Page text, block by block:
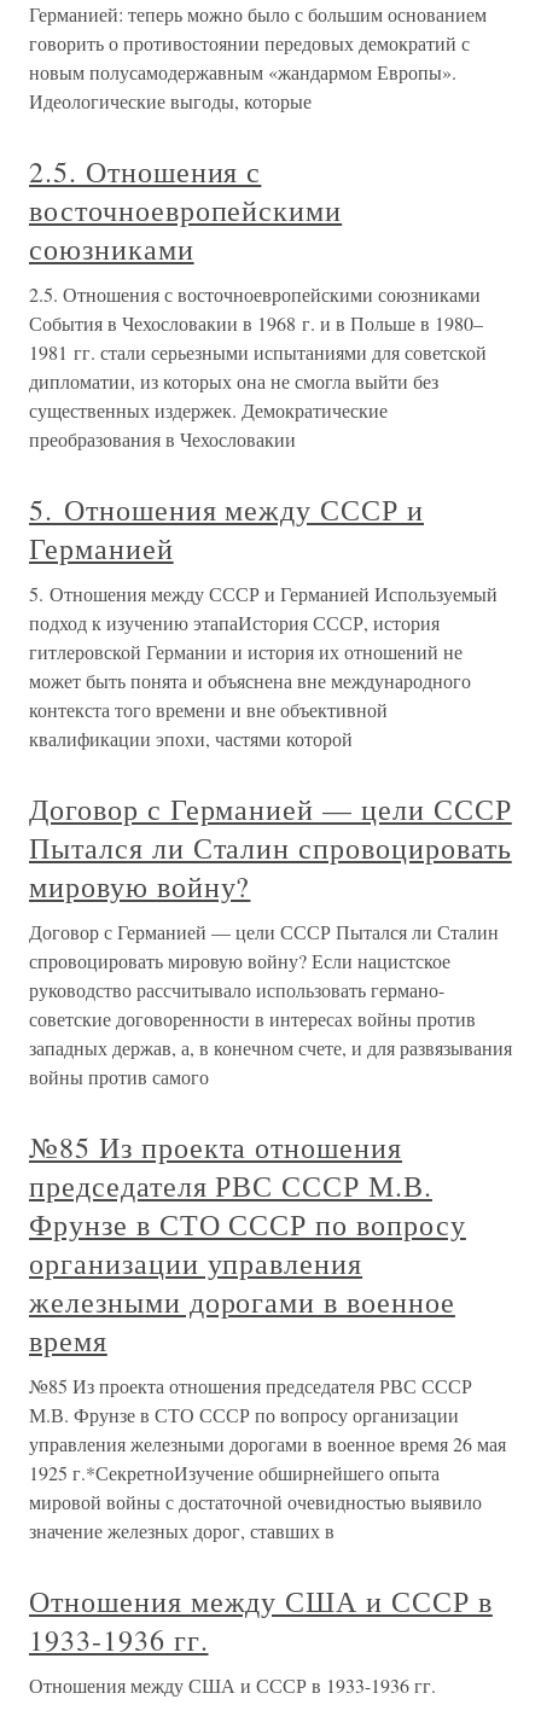
Германией: теперь можно было с большим основанием
говорить о противостоянии передовых демократий с
новым полусамодержавным «жандармом Европы».
Идеологические выгоды, которые
2.5. Отношения с
восточноевропейскими
союзниками
2.5. Отношения с восточноевропейскими союзниками
События в Чехословакии в 1968 г. и в Польше в 1980–
1981 гг. стали серьезными испытаниями для советской
дипломатии, из которых она не смогла выйти без
существенных издержек. Демократические
преобразования в Чехословакии
5. Отношения между СССР и
Германией
5. Отношения между СССР и Германией Используемый
подход к изучению этапаИстория СССР, история
гитлеровской Германии и история их отношений не
может быть понята и объяснена вне международного
контекста того времени и вне объективной
квалификации эпохи, частями которой
Договор с Германией — цели СССР
Пытался ли Сталин спровоцировать
мировую войну?
Договор с Германией — цели СССР Пытался ли Сталин
спровоцировать мировую войну? Если нацистское
руководство рассчитывало использовать германо-
советские договоренности в интересах войны против
западных держав, а, в конечном счете, и для развязывания
войны против самого
№85 Из проекта отношения
председателя РВС СССР М.В.
Фрунзе в СТО СССР по вопросу
организации управления
железными дорогами в военное
время
№85 Из проекта отношения председателя РВС СССР
М.В. Фрунзе в СТО СССР по вопросу организации
управления железными дорогами в военное время 26 мая
1925 г.*СекретноИзучение обширнейшего опыта
мировой войны с достаточной очевидностью выявило
значение железных дорог, ставших в
Отношения между США и СССР в
1933-1936 гг.
Отношения между США и СССР в 1933-1936 гг.